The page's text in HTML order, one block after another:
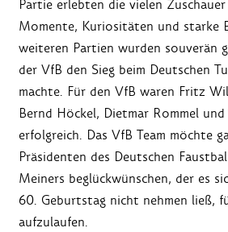
Partie erlebten die vielen
Momente, Kuriositäten und starke
weiteren Partien wurden souverän
der VfB den Sieg beim Deutschen
machte. Für den VfB waren Fritz
Bernd Höckel, Dietmar Rommel
erfolgreich. Das VfB Team möchte
Präsidenten des Deutschen
Meiners beglückwünschen, der es
60. Geburtstag nicht nehmen ließ,
aufzulaufen.